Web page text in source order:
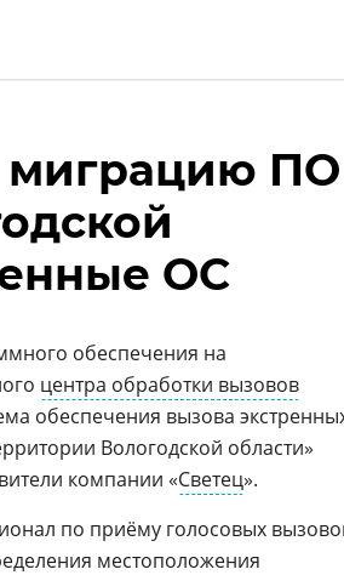
миграцию ПО
ОС
обеспечения на
центра обработки вызовов
обеспечения вызова
Вологодской области»
компании «Светец».
по приёму голосовых
местоположения
ОБЗОР